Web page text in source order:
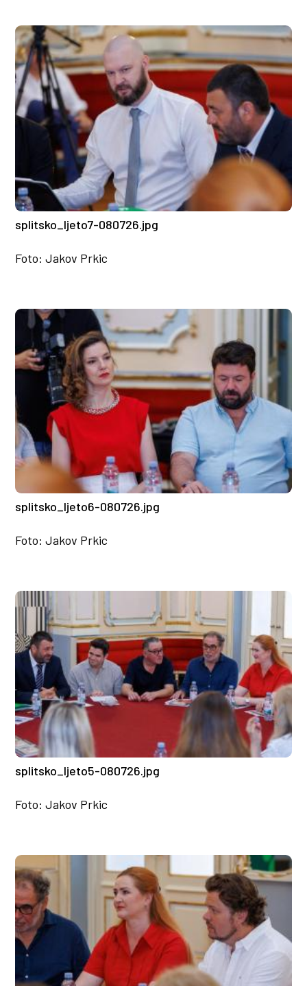
splitsko_ljeto7-080726.jpg
Foto: Jakov Prkic
splitsko_ljeto6-080726.jpg
Foto: Jakov Prkic
splitsko_ljeto5-080726.jpg
Foto: Jakov Prkic